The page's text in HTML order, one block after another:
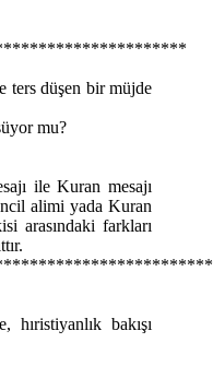
ters düşen bir müjde
mu?
ile Kuran mesajı
alimi yada Kuran
arasındaki farkları
bakışı